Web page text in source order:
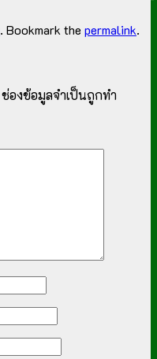
. Bookmark the permalink.
ช่องข้อมูลจำเป็นถูกทำ